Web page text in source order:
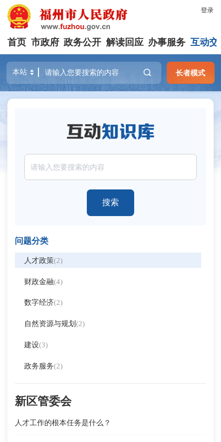
登录
首页 市政府 政务公开 解读回应 办事服务 互动交
长者模式
搜索
问题分类
人才政策(2)
财政金融(4)
数字经济(2)
自然资源与规划(2)
建设(3)
政务服务(2)
新区管委会
人才工作的根本任务是什么？